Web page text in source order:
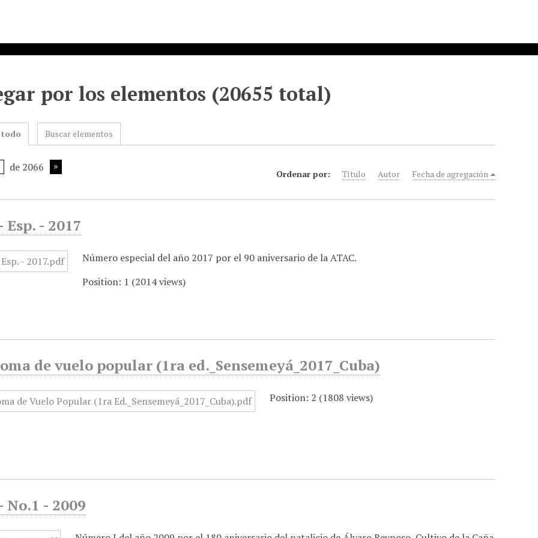
por los elementos (20655 total)
todo Buscar elementos
de 2066
Ordenar por: Título Autor Fecha de agregación
Esp. - 2017
Número especial del año 2017 por el 90 aniversario de la ATAC.
Position: 1 (2014views)
de vuelo popular (1ra ed._Sensemeyá_2017_Cuba)
Position: 2 (1808 views)
No.1 - 2009